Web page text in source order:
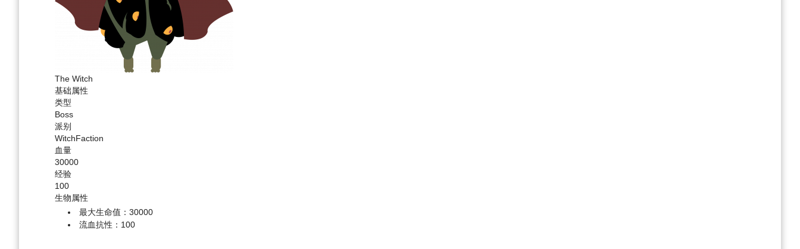
The Witch
基础属性
类型
Boss
派别
WitchFaction
血量
30000
经验
100
生物属性
最大生命值：30000
流血抗性：100